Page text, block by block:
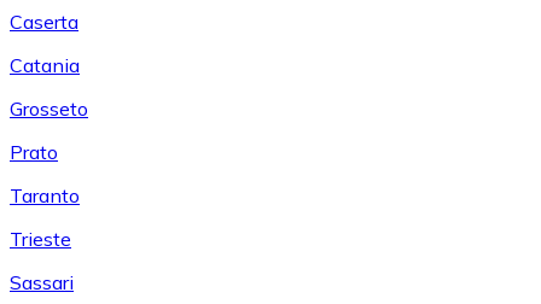
Caserta
Catania
Grosseto
Prato
Taranto
Trieste
Sassari